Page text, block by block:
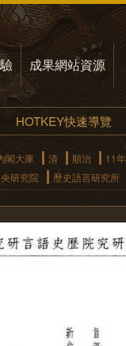
成果網站資源
HOTKEY快速導覽
閣大庫 清 順治
11年
研究院 歷史語言研究所